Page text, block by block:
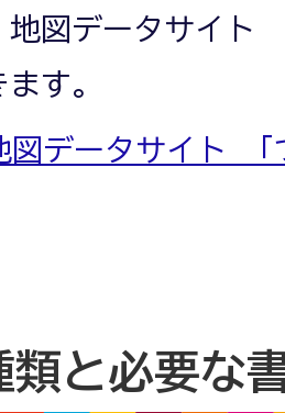
地図データサイト
す。
図データサイト 「
類と必要な